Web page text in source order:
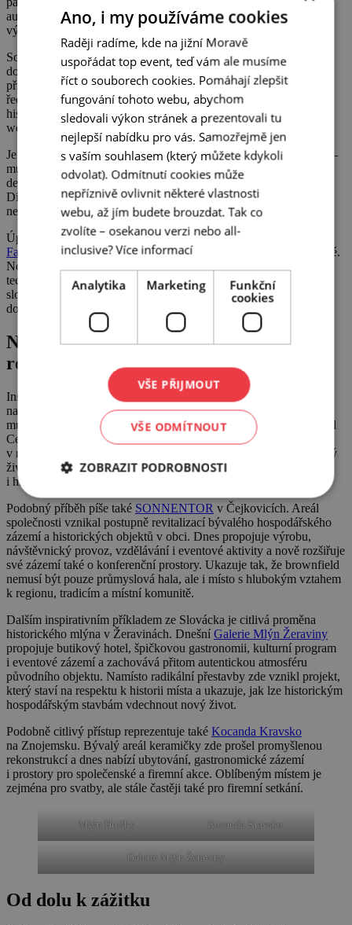
autentické atmosféře poskytuje zázemí pro konference, festivaly,
výstavy i firemní akce.
Součástí areálu je takécurlingová hala, která rozšiřuje nabídku
doprovodných programů a teambuildingových aktivit. Zajímavým
příkladem citlivé revitalizace je rovněž budova HRAD – někdejší
ředitelství původní Zbrojovky. Rekonstrukce zde zachovala řadu
historických prvků a dnes slouží jako reprezentativní prostor pro
workshopy, školení, přednášky nebo obchodní setkání.
Jen pár kroků od areálu Nové Zbrojovky najdeme takéBoldhalle
–
multifunkční industriální venue, které propojuje současné umění,
design a prostory pro konference, firemní akce i kulturní program.
Díky své atmosféře oslovuje organizátory akcí, kteří hledají
neformální a inspirativní prostředí.
Úplnou novinkou na brněnské eventové scéně je
Factory
, která otevřela v červnu v průmyslovém areálu na Křenové.
Nový kulturní a galerijní prostor našel domov v bývalé hale
technického zázemí továrny a ukazuje, že brownfieldy nemusí
sloužit pouze komerčním nebo rezidenčním projektům – velmi
dobře je dokáže oživit také umění.
Nový život historických budov napříč
regionem
Inspirativní příklady však najdeme i mimo Brno. V Hruškách
na Břeclavsku vznikl citlivou rekonstrukcí historického mlýna
multifunkční prostor
Mlýn Hrušky, který za svou revitalizaci získal
Cenu Ministerstva průmyslu a obchodu za obnovu brownfieldu
v rámci České ceny za architekturu 2024. Projekt ukazuje, že nový
život mohou získat nejen průmyslové areály ve městech, ale
i historické objekty v menších obcích.
Podobný příběh píše také SONNENTOR v Čejkovicích. Areál
společnosti vznikal postupně revitalizací bývalého hospodářského
zázemí a historických objektů v obci. Dnes propojuje výrobu,
návštěvnický provoz, vzdělávání i eventové aktivity a nově rozšiřuje
své zázemí také o konferenční prostory. Ukazuje tak, že brownfield
nemusí být pouze průmyslová hala, ale i místo s hlubokým vztahem
k regionu, tradicím a místní komunitě.
Dalším inspirativním příkladem ze Slovácka je citlivá proměna
historického mlýna v Žeravinách. Dnešní Galerie Mlýn Žeraviny
propojuje butikový hotel, špičkovou gastronomii, kulturní program
i eventové zázemí a zachovává přitom autentickou atmosféru
původního objektu. Namísto radikální přestavby zde vznikl projekt,
který staví na respektu k historii místa a ukazuje, jak lze historickým
hospodářským stavbám vdechnout nový život.
Podobně citlivý přístup reprezentuje také Kocanda Kravsko
na Znojemsku. Bývalý areál keramičky zde prošel promyšlenou
rekonstrukcí a dnes nabízí ubytování, gastronomické zázemí
i prostory pro společenské a firemní akce. Oblíbeným místem je
zejména pro svatby, ale stále častěji také pro firemní setkání.
Mlýn Hrušky Kocanda Kravsko
Galerie Mlýn Žeraviny
Od dolu k zážitku
Ano, i my používáme cookies
Raději radíme, kde na jižní Moravě
uspořádat top event, teď vám ale musíme
říct o souborech cookies. Pomáhají zlepšit
fungování tohoto webu, abychom
sledovali výkon stránek a prezentovali tu
nejlepší nabídku pro vás. Samozřejmě jen
s vaším souhlasem (který můžete kdykoli
odvolat). Odmítnutí cookies může
nepříznivě ovlivnit některé vlastnosti
webu, až jím budete brouzdat. Tak co
zvolíte – osekanou verzi nebo all-
inclusive? Více informací
Analytika Marketing
Funkční
cookies
VŠE PŘIJMOUT
VŠE ODMÍTNOUT
ZOBRAZIT PODROBNOSTI